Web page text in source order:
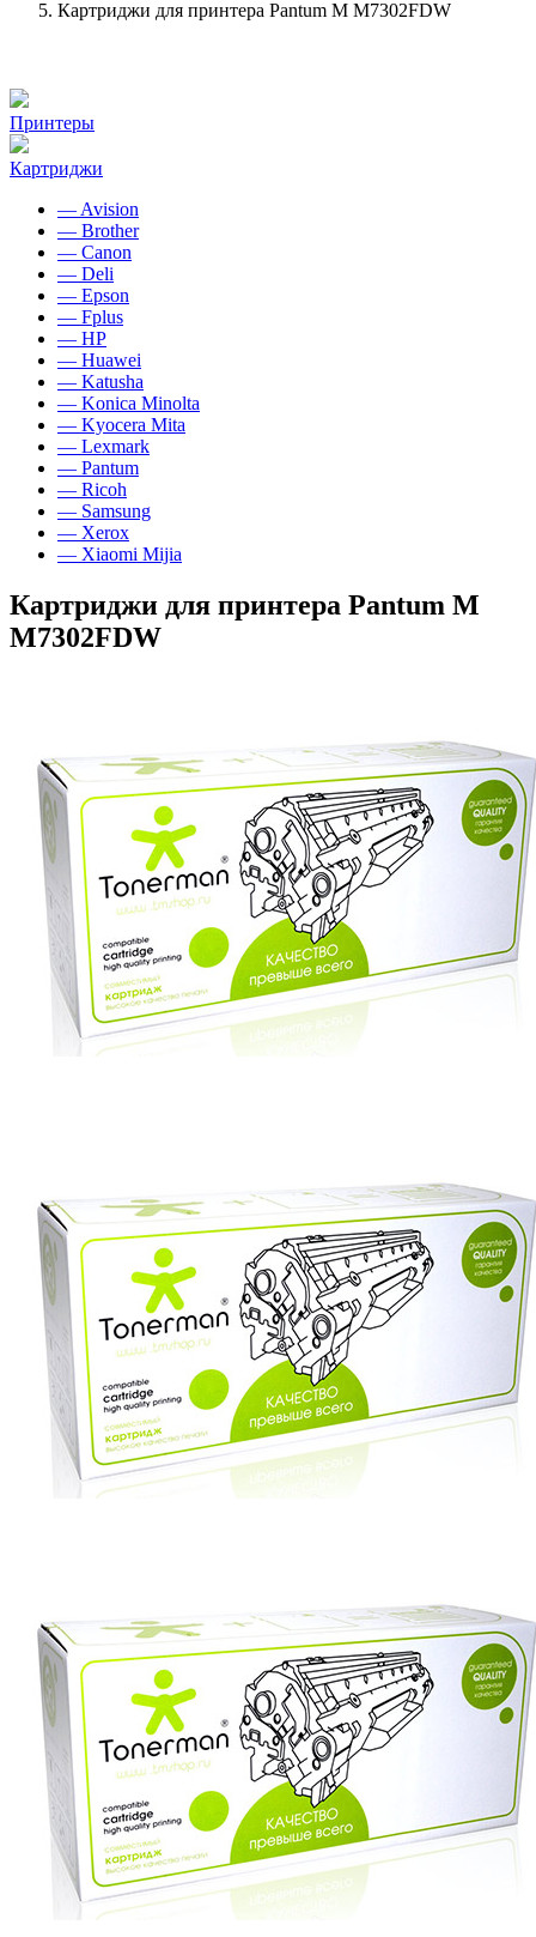
Картриджи для принтера Pantum M M7302FDW
Принтеры
Картриджи
— Avision
— Brother
— Canon
— Deli
— Epson
— Fplus
— HP
— Huawei
— Katusha
— Konica Minolta
— Kyocera Mita
— Lexmark
— Pantum
— Ricoh
— Samsung
— Xerox
— Xiaomi Mijia
Картриджи для принтера Pantum M
M7302FDW